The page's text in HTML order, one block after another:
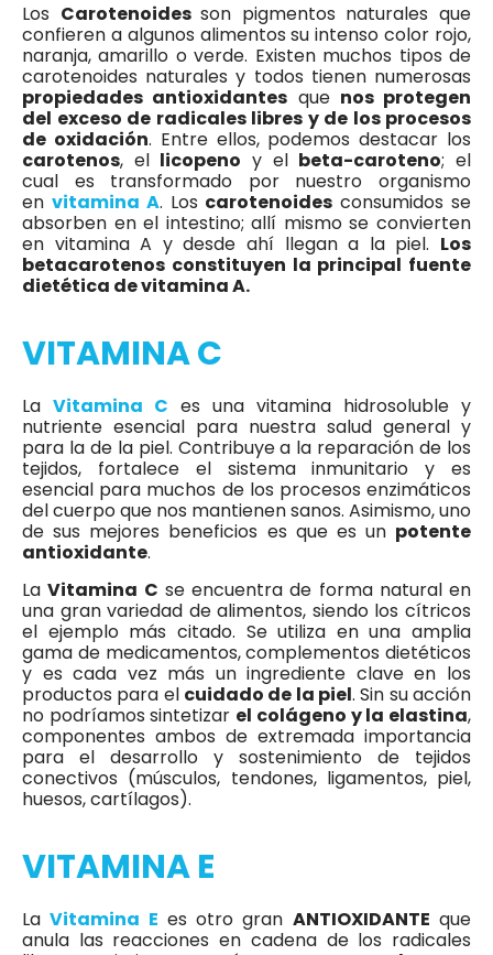
Los Carotenoidesson pigmentos naturales que
confieren a algunos alimentos su intenso color rojo,
naranja, amarillo o verde. Existen muchos tipos de
carotenoides naturales y todos tienen numerosas
propiedades antioxidantes que nos protegen
del exceso de radicales libres y de los procesos
de oxidación. Entre ellos, podemos destacar los
carotenos, el licopeno y el beta-caroteno; el
cual es transformado por nuestro organismo
en vitamina A. Los carotenoides consumidos se
absorben en el intestino; allí mismo se convierten
en vitamina A y desde ahí llegan a la piel. Los
betacarotenos constituyen la principal fuente
dietética de vitamina A.
VITAMINA C
La Vitamina C es una vitamina hidrosoluble y
nutriente esencial para nuestra salud general y
para la de la piel. Contribuye a la reparación de los
tejidos, fortalece el sistema inmunitario y es
esencial para muchos de los procesos enzimáticos
del cuerpo que nos mantienen sanos. Asimismo, uno
de sus mejores beneficios es que es un potente
antioxidante.
LaVitamina C se encuentra de forma natural en
una gran variedad de alimentos, siendo los cítricos
el ejemplo más citado. Se utiliza en una amplia
gama de medicamentos, complementos dietéticos
y es cada vez más un ingrediente clave en los
productos para el cuidado de la piel. Sin su acción
no podríamos sintetizar el colágeno y la elastina,
componentes ambos de extremada importancia
para el desarrollo y sostenimiento de tejidos
conectivos (músculos, tendones, ligamentos, piel,
huesos, cartílagos).
VITAMINA E
LaVitamina E es otro gran ANTIOXIDANTE que
anula las reacciones en cadena de los radicales